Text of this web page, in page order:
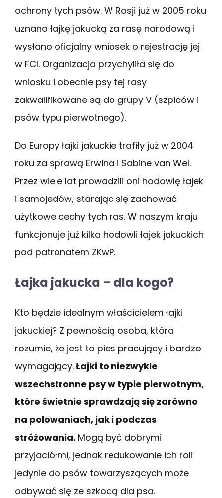
ochrony tych psów. W Rosji już w 2005 roku
uznano łajkę jakucką za rasę narodową i
wysłano oficjalny wniosek o rejestrację jej
w FCI. Organizacja przychyliła się do
wniosku i obecnie psy tej rasy
zakwalifikowane są do grupy V (szpiców i
psów typu pierwotnego).
Do Europy łajki jakuckie trafiły już w 2004
roku za sprawą Erwina i Sabine van Wel.
Przez wiele lat prowadzili oni hodowlę łajek
i samojedów, starając się zachować
użytkowe cechy tych ras. W naszym kraju
funkcjonuje już kilka hodowli łajek jakuckich
pod patronatem ZKwP.
Łajka jakucka – dla kogo?
Kto będzie idealnym właścicielem łajki
jakuckiej? Z pewnością osoba, która
rozumie, że jest to pies pracujący i bardzo
wymagający.Łajki to niezwykle
wszechstronne psy w typie pierwotnym,
które świetnie sprawdzają się zarówno
na polowaniach, jak i podczas
stróżowania. Mogą być dobrymi
przyjaciółmi, jednak redukowanie ich roli
jedynie do psów towarzyszących może
odbywać się ze szkodą dla psa.